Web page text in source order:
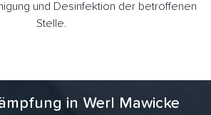
und Desinfektion der betroffenen
Stelle.
in Werl Mawicke